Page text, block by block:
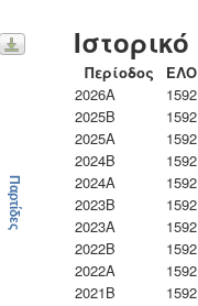
Παρτίδες
Ιστορικό
Περίοδος ΕΛΟ
2026A
1592
2025B
1592
2025A
1592
2024B
1592
2024A
1592
2023B
1592
2023Α
1592
2022B
1592
2022A
1592
2021B
1592